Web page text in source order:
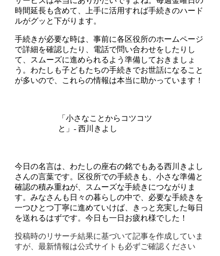
時間延長も含めて、上手に活用すれば手続きのハード
ルがグッと下がります。
手続きが必要な時は、事前に各区役所のホームページ
で詳細を確認したり、電話で問い合わせをしたりし
て、スムーズに進められるよう準備しておきましょ
う。わたしも子どもたちの手続きでお世話になること
が多いので、これらの情報は本当に助かっています！
「小さなことからコツコツ
と」- 西川きよし
今日の名言は、わたしの座右の銘でもある西川きよし
さんの言葉です。区役所での手続きも、小さな準備と
確認の積み重ねが、スムーズな手続きにつながりま
す。みなさんも日々の暮らしの中で、必要な手続きを
一つひとつ丁寧に進めていけば、きっと充実した毎日
を送れるはずです。今日も一日お疲れ様でした！
投稿時のリサーチ結果に基づいて記事を作成していま
すが、最新情報は公式サイトも必ずご確認ください